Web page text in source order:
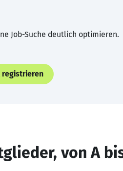
Job-Suche deutlich optimieren.
registrieren
von A